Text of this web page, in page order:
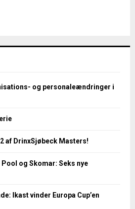
og personaleændringer i
af DrinxSjøbeck Masters!
og Skomar: Seks nye
Ikast vinder Europa Cup’en